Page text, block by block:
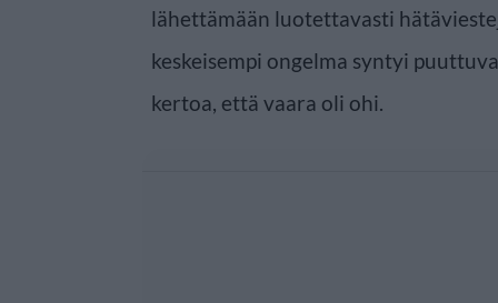
lähettämään luotettavasti
keskeisempi ongelma syntyi
kertoa, että vaara oli ohi.